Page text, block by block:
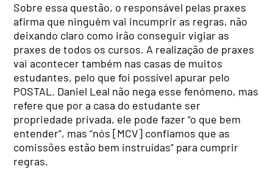
Sobre essa questão, o responsável pelas praxes
afirma que ninguém vai incumprir as regras, não
deixando claro como irão conseguir vigiar as
praxes de todos os cursos. A realização de praxes
vai acontecer também nas casas de muitos
estudantes, pelo que foi possível apurar pelo
POSTAL. Daniel Leal não nega esse fenómeno, mas
refere que por a casa do estudante ser
propriedade privada, ele pode fazer “o que bem
entender”, mas “nós [MCV] confiamos que as
comissões estão bem instruídas” para cumprir
regras.